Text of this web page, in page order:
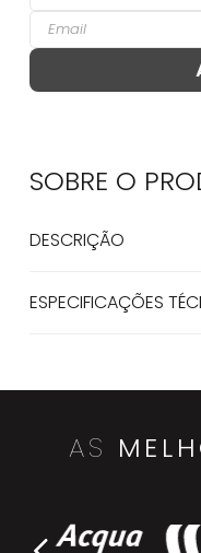
SOBRE O
DESCRIÇÃO
ESPECIFICAÇÕES
AS